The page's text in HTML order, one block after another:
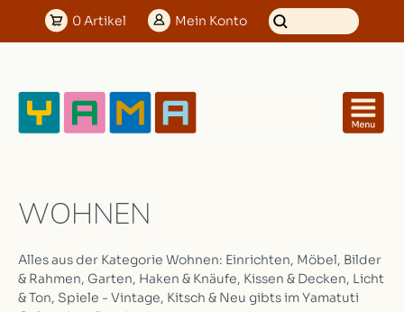
0Artikel Mein Konto
WOHNEN
Alles aus der Kategorie Wohnen: Einrichten, Möbel, Bilder
& Rahmen, Garten, Haken & Knäufe, Kissen & Decken, Licht
& Ton, Spiele - Vintage, Kitsch & Neu gibts im Yamatuti